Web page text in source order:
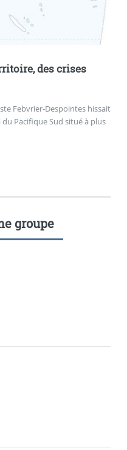
des crises
Febvrier-Despointes hissait
Pacifique Sud situé à plus
groupe